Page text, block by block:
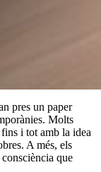
pres un paper
Molts
i tot amb la idea
A més, els
que